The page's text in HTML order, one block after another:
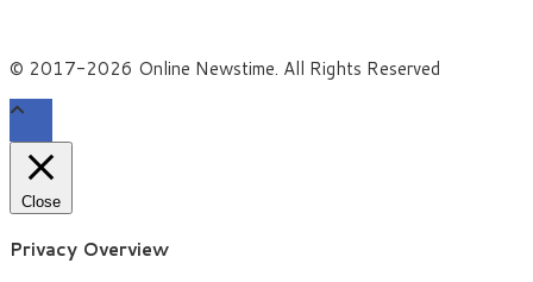
© 2017-2026 Online Newstime. All Rights Reserved
Close
Privacy Overview